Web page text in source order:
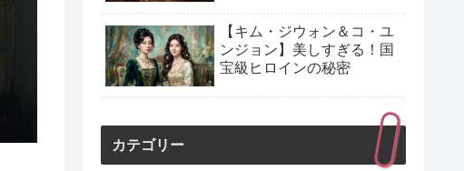
【キム・ジウォン＆コ・ユ
ンジョン】美しすぎる！国
宝級ヒロインの秘密
カテゴリー